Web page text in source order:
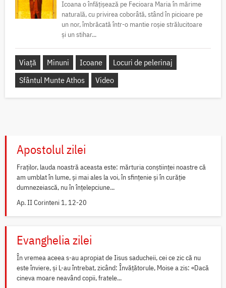
Icoana o înfățișează pe Fecioara Maria în mărime
naturală, cu privirea coborâtă, stând în picioare pe
un nor, îmbrăcată într-o mantie roșie strălucitoare
și un stihar...
Viață Minuni Icoane
Locuri de pelerinaj
Sfântul Munte Athos
Video
Apostolul zilei
Fraților, lauda noastră aceasta este: mărturia conștiinței noastre că
am umblat în lume, și mai ales la voi, în sfințenie și în curăție
dumnezeiască, nu în înțelepciune...
Ap. II Corinteni 1, 12-20
Evanghelia zilei
În vremea aceea s-au apropiat de Iisus saducheii, cei ce zic că nu
este înviere, și L-au întrebat, zicând: Învățătorule, Moise a zis: «Dacă
cineva moare neavând copii, fratele...